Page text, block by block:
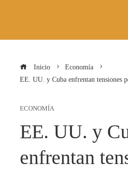
Inicio
Economía
EE. UU. y Cuba enfrentan tensiones
ECONOMÍA
EE. UU. y
enfrentan